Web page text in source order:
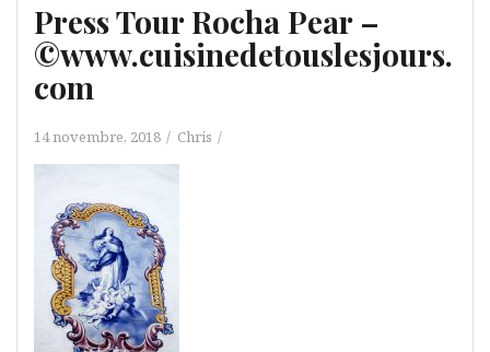
Press Tour Rocha Pear –
©www.cuisinedetouslesjours.
com
14 novembre, 2018 Chris